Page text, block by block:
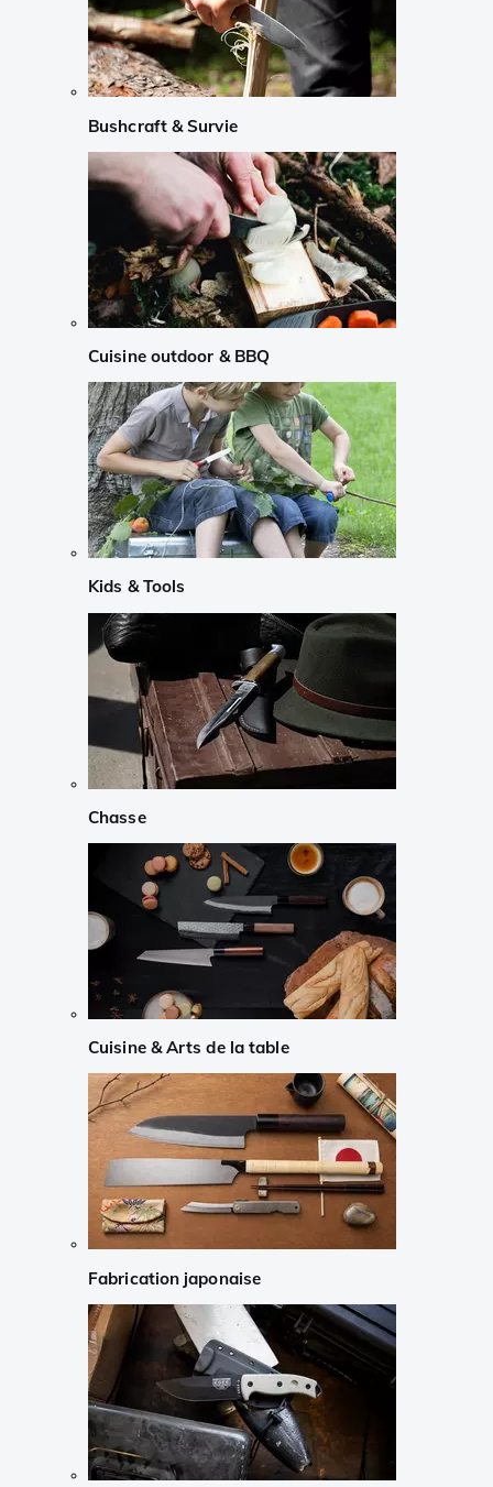
Bushcraft & Survie
Cuisine outdoor & BBQ
Kids & Tools
Chasse
Cuisine & Arts de la table
Fabrication japonaise